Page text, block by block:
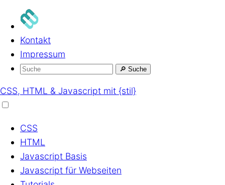
Kontakt
Impressum
🔎 Suche
CSS, HTML & Javascript mit {stil}
CSS
HTML
Javascript Basis
Javascript für Webseiten